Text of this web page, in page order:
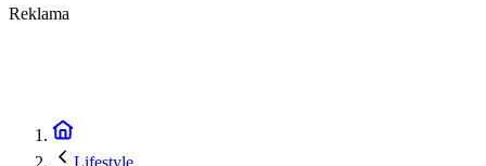
Reklama
Lifestyle